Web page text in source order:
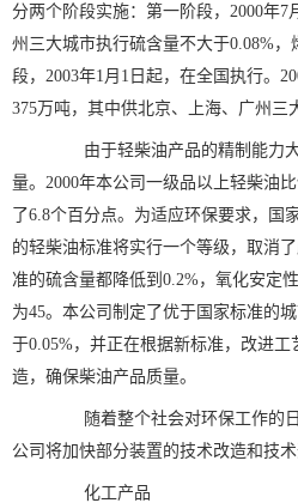
分两个阶段实施：第一阶段，2000年
州三大城市执行硫含量不大于0.08%
段，2003年1月1日起，在全国执行。
375万吨，其中供北京、上海、广州三
由于轻柴油产品的精制能力大
量。2000年本公司一级品以上轻柴油
了6.8个百分点。为适应环保要求，国
的轻柴油标准将实行一个等级，取消
准的硫含量都降低到0.2%，氧化安定
为45。本公司制定了优于国家标准的
于0.05%，并正在根据新标准，改进
造，确保柴油产品质量。
随着整个社会对环保工作的日
公司将加快部分装置的技术改造和技术
化工产品